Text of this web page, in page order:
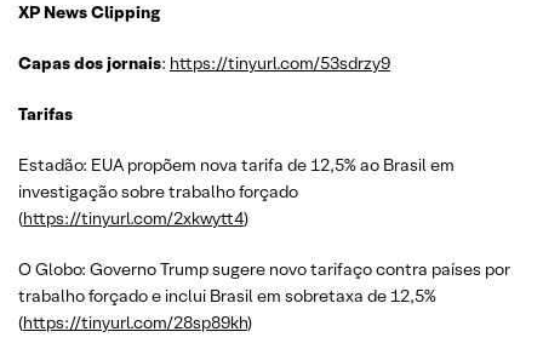
XP News Clipping
Capas dos jornais: https://tinyurl.com/53sdrzy9
Tarifas
Estadão: EUA propõem nova tarifa de 12,5% ao Brasil em
investigação sobre trabalho forçado
(https://tinyurl.com/2xkwytt4)
O Globo: Governo Trump sugere novo tarifaço contra países por
trabalho forçado e inclui Brasil em sobretaxa de 12,5%
(https://tinyurl.com/28sp89kh)